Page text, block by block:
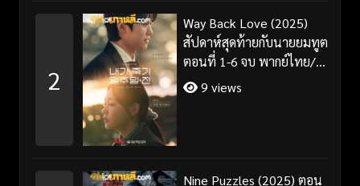
2
Way Back Love (2025)
สัปดาห์สุดท้ายกับนายยมทูต
ตอนที่ 1-6 จบ พากย์ไทย/
ซับไทย
9 views
Nine Puzzles (2025) ตอน